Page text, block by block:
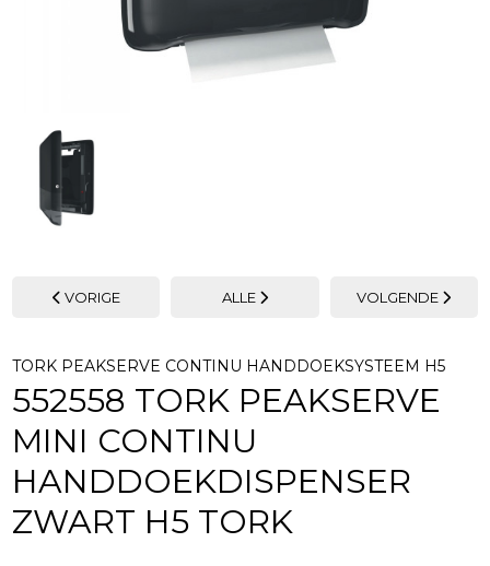
VORIGE ALLE VOLGENDE
TORK PEAKSERVE CONTINU HANDDOEKSYSTEEM H5
552558 TORK PEAKSERVE
MINI CONTINU
HANDDOEKDISPENSER
ZWART H5 TORK